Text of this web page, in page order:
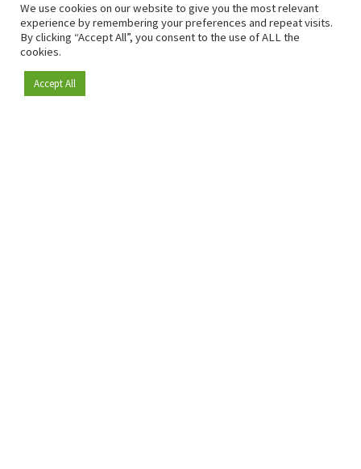
We use cookies on our website to give you the most relevant
experience by remembering your preferences and repeat visits.
By clicking “Accept All”, you consent to the use of ALL the
cookies.
Accept All